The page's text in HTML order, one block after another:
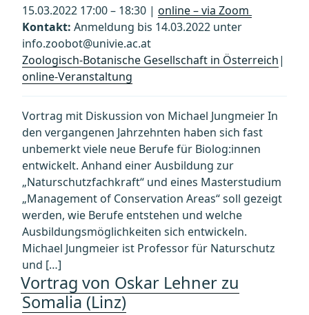
15.03.2022 17:00 – 18:30 | online – via Zoom
Kontakt: Anmeldung bis 14.03.2022 unter
info.zoobot@univie.ac.at
Zoologisch-Botanische Gesellschaft in Österreich|
online-Veranstaltung
Vortrag mit Diskussion von Michael Jungmeier In
den vergangenen Jahrzehnten haben sich fast
unbemerkt viele neue Berufe für Biolog:innen
entwickelt. Anhand einer Ausbildung zur
„Naturschutzfachkraft“ und eines Masterstudium
„Management of Conservation Areas“ soll gezeigt
werden, wie Berufe entstehen und welche
Ausbildungsmöglichkeiten sich entwickeln.
Michael Jungmeier ist Professor für Naturschutz
und […]
Vortrag von Oskar Lehner zu
Somalia (Linz)